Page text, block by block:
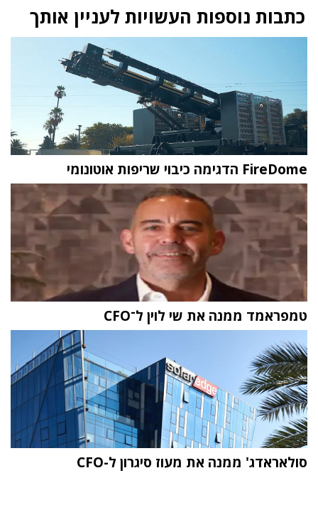
כתבות נוספות העשויות לעניין אותך
FireDome הדגימה כיבוי שריפות אוטונומי
טמפראמד ממנה את שי לוין ל־CFO
סולאראדג' ממנה את מעוז סיגרון ל-CFO